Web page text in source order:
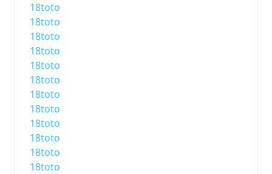
18toto
18toto
18toto
18toto
18toto
18toto
18toto
18toto
18toto
18toto
18toto
18toto